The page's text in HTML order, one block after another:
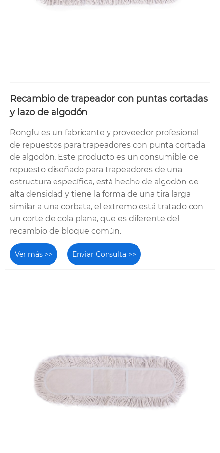
Recambio de trapeador con puntas cortadas
y lazo de algodón
Rongfu es un fabricante y proveedor profesional
de repuestos para trapeadores con punta cortada
de algodón. Este producto es un consumible de
repuesto diseñado para trapeadores de una
estructura específica, está hecho de algodón de
alta densidad y tiene la forma de una tira larga
similar a una corbata, el extremo está tratado con
un corte de cola plana, que es diferente del
recambio de bloque común.
Ver más >> Enviar Consulta >>